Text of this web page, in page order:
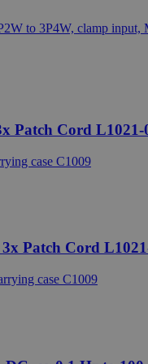
Patch Cord L1021-
Patch Cord
frissítés a Google által